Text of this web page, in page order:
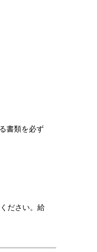
書類を必ず
ださい。給